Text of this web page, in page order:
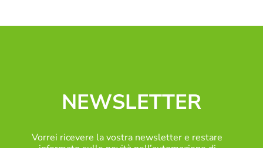
NEWSLETTER
Vorrei ricevere la vostra newsletter e restare